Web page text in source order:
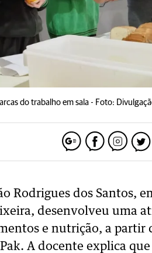
do trabalho em sala - Foto:
Rodrigues dos Santos,
desenvolveu uma
e nutrição, a partir
A docente explica